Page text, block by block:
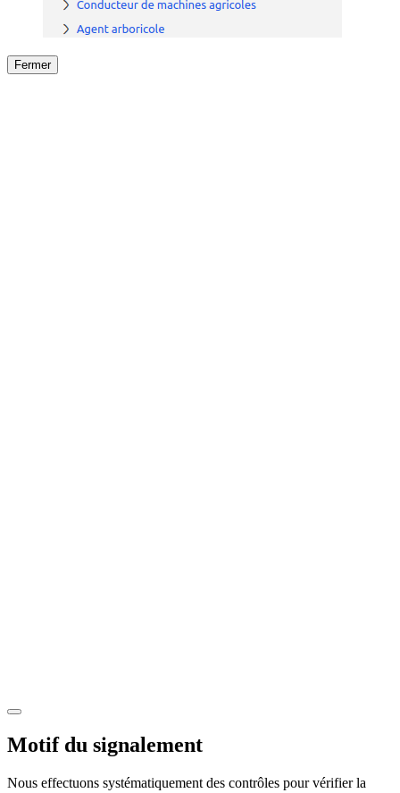
Fermer
Motif du signalement
Nous effectuons systématiquement des contrôles pour vérifier la